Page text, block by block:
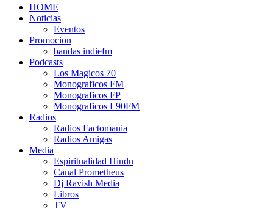
HOME
Noticias
Eventos
Promocion
bandas indiefm
Podcasts
Los Magicos 70
Monograficos FM
Monograficos FP
Monograficos L90FM
Radios
Radios Factomania
Radios Amigas
Media
Espiritualidad Hindu
Canal Prometheus
Dj Ravish Media
Libros
TV